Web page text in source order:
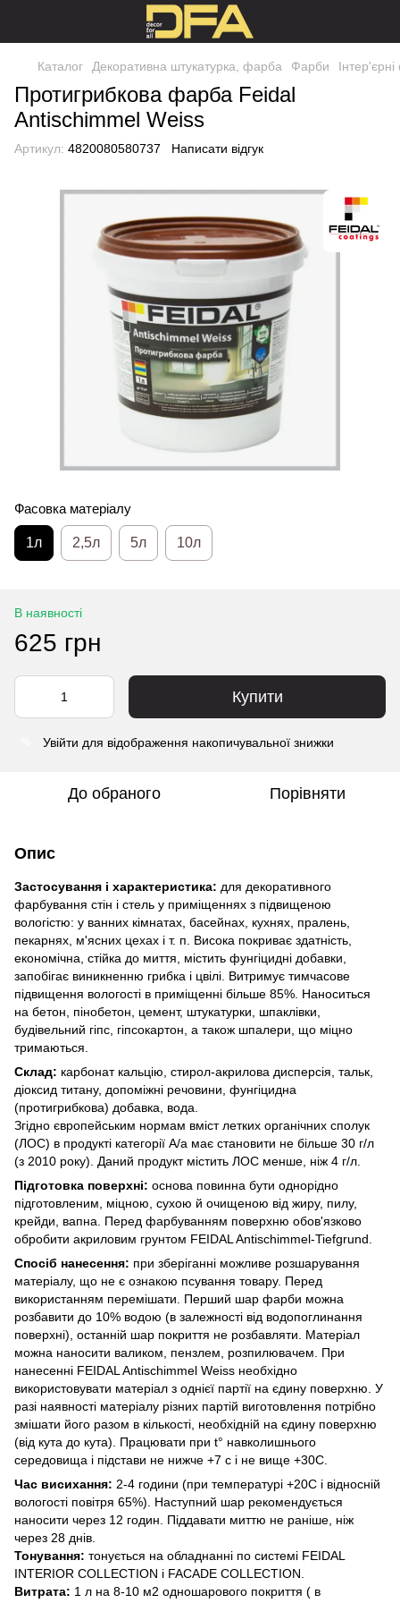
Каталог Декоративна штукатурка, фарба Фарби
Протигрибкова фарба Feidal
Antischimmel Weiss
Артикул: 4820080580737 Написати відгук
Фасовка матеріалу
1л 2,5л 5л 10л
В наявності
625 грн
Купити
Увійти для відображення накопичувальної знижки
До обраного Порівняти
Опис
Застосування і характеристика: для декоративного
фарбування стін і стель у приміщеннях з підвищеною
вологістю: у ванних кімнатах, басейнах, кухнях, пралень,
пекарнях, м'ясних цехах і т. п. Висока покриває здатність,
економічна, стійка до миття, містить фунгіцидні добавки,
запобігає виникненню грибка і цвілі. Витримує тимчасове
підвищення вологості в приміщенні більше 85%. Наноситься
на бетон, пінобетон, цемент, штукатурки, шпаклівки,
будівельний гіпс, гіпсокартон, а також шпалери, що міцно
тримаються.
Склад: карбонат кальцію, стирол-акрилова дисперсія, тальк,
діоксид титану, допоміжні речовини, фунгіцидна
(протигрибкова) добавка, вода.
Згідно європейським нормам вміст летких органічних сполук
(ЛОС) в продукті категорії А/a має становити не більше 30 г/л
(з 2010 року). Даний продукт містить ЛОС менше, ніж 4 г/л.
Підготовка поверхні: основа повинна бути однорідно
підготовленим, міцною, сухою й очищеною від жиру, пилу,
крейди, вапна. Перед фарбуванням поверхню обов'язково
обробити акриловим грунтом FEIDAL Antischimmel-Tiefgrund.
Спосіб нанесення: при зберіганні можливе розшарування
матеріалу, що не є ознакою псування товару. Перед
використанням перемішати. Перший шар фарби можна
розбавити до 10% водою (в залежності від водопоглинання
поверхні), останній шар покриття не розбавляти. Матеріал
можна наносити валиком, пензлем, розпилювачем. При
нанесенні FEIDAL Antischimmel Weiss необхідно
використовувати матеріал з однієї партії на єдину поверхню. У
разі наявності матеріалу різних партій виготовлення потрібно
змішати його разом в кількості, необхідній на єдину поверхню
(від кута до кута). Працювати при t° навколишнього
середовища і підстави не нижче +7 с і не вище +30С.
Час висихання: 2-4 години (при температурі +20С і відносній
вологості повітря 65%). Наступний шар рекомендується
наносити через 12 годин. Піддавати миттю не раніше, ніж
через 28 днів.
Тонування: тонується на обладнанні по системі FEIDAL
INTERIOR COLLECTION і FACADE COLLECTION.
Витрата: 1 л на 8-10 м2 одношарового покриття ( в